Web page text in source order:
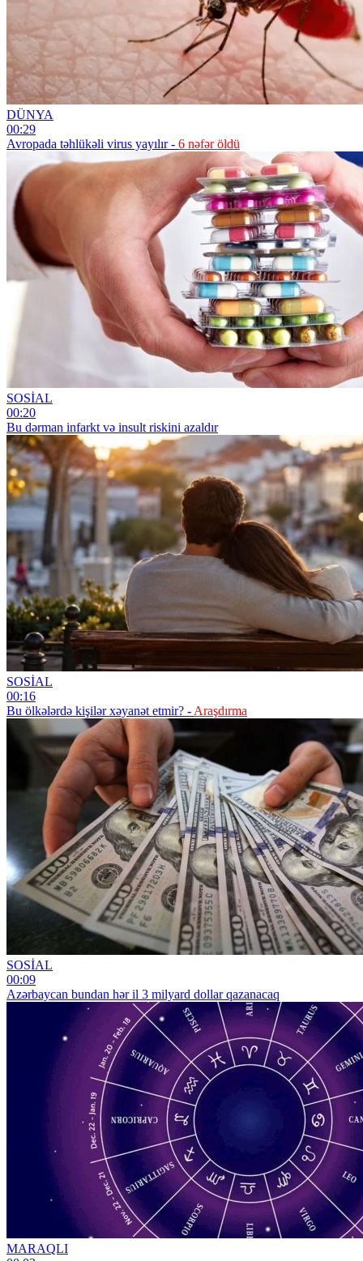
DÜNYA
00:29
Avropada təhlükəli virus yayılır - 6 nəfər öldü
SOSİAL
00:20
Bu dərman infarkt və insult riskini azaldır
SOSİAL
00:16
Bu ölkələrdə kişilər xəyanət etmir? - Araşdırma
SOSİAL
00:09
Azərbaycan bundan hər il 3 milyard dollar qazanacaq
MARAQLI